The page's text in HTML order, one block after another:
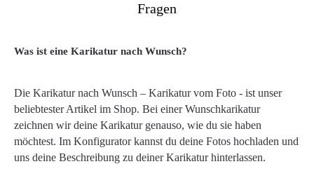
Fragen
Was ist eine Karikatur nach Wunsch?
Die Karikatur nach Wunsch – Karikatur vom Foto - ist unser
beliebtester Artikel im Shop. Bei einer Wunschkarikatur
zeichnen wir deine Karikatur genauso, wie du sie haben
möchtest. Im Konfigurator kannst du deine Fotos hochladen und
uns deine Beschreibung zu deiner Karikatur hinterlassen.